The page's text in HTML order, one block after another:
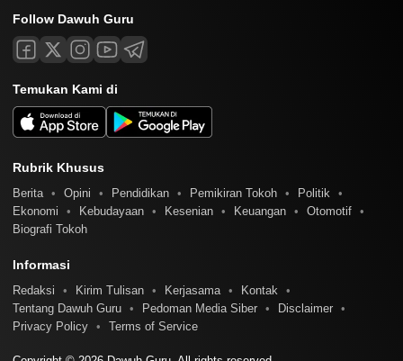
Follow Dawuh Guru
Temukan Kami di
Rubrik Khusus
Berita Opini Pendidikan Pemikiran Tokoh
Politik
Ekonomi
Kebudayaan Kesenian Keuangan
Otomotif
Biografi Tokoh
Informasi
Redaksi Kirim Tulisan Kerjasama
Kontak
Tentang Dawuh Guru
Pedoman Media Siber
Disclaimer
Privacy Policy
Terms of Service